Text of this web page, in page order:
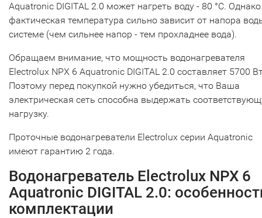
Aquatronic DIGITAL 2.0 может нагреть воду - 80 °С. Однако
фактическая температура сильно зависит от напора
системе (чем сильнее напор - тем прохладнее вода).
Обращаем внимание, что мощность водонагревателя
Electrolux NPX 6 Aquatronic DIGITAL 2.0 составляет 5700
Поэтому перед покупкой нужно убедиться, что Ваша
электрическая сеть способна выдержать
нагрузку.
Проточные водонагреватели Electrolux серии Aquatronic
имеют гарантию 2 года.
Водонагреватель Electrolux NPX 6
Aquatronic DIGITAL 2.0:
комплектации